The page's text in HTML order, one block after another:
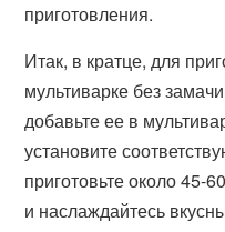
приготовления.
Итак, в кратце, для
мультиварке без
добавьте ее в
установите
приготовьте около 45-
и наслаждайтесь